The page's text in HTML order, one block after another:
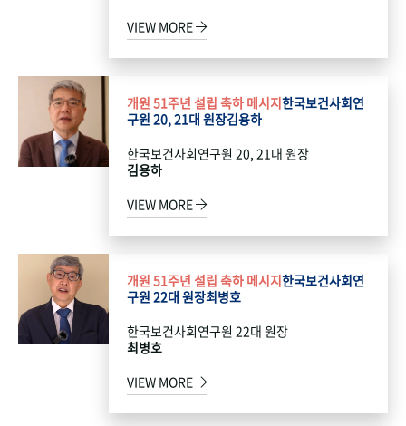
VIEW MORE
개원 51주년 설립 축하 메시지한국보건사회연
구원 20, 21대 원장김용하
한국보건사회연구원 20, 21대 원장
김용하
VIEW MORE
개원 51주년 설립 축하 메시지한국보건사회연
구원 22대 원장최병호
한국보건사회연구원 22대 원장
최병호
VIEW MORE